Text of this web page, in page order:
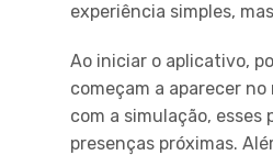
experiência simples,
Ao iniciar o aplicativo,
começam a aparecer no
com a simulação, esses
presenças próximas.